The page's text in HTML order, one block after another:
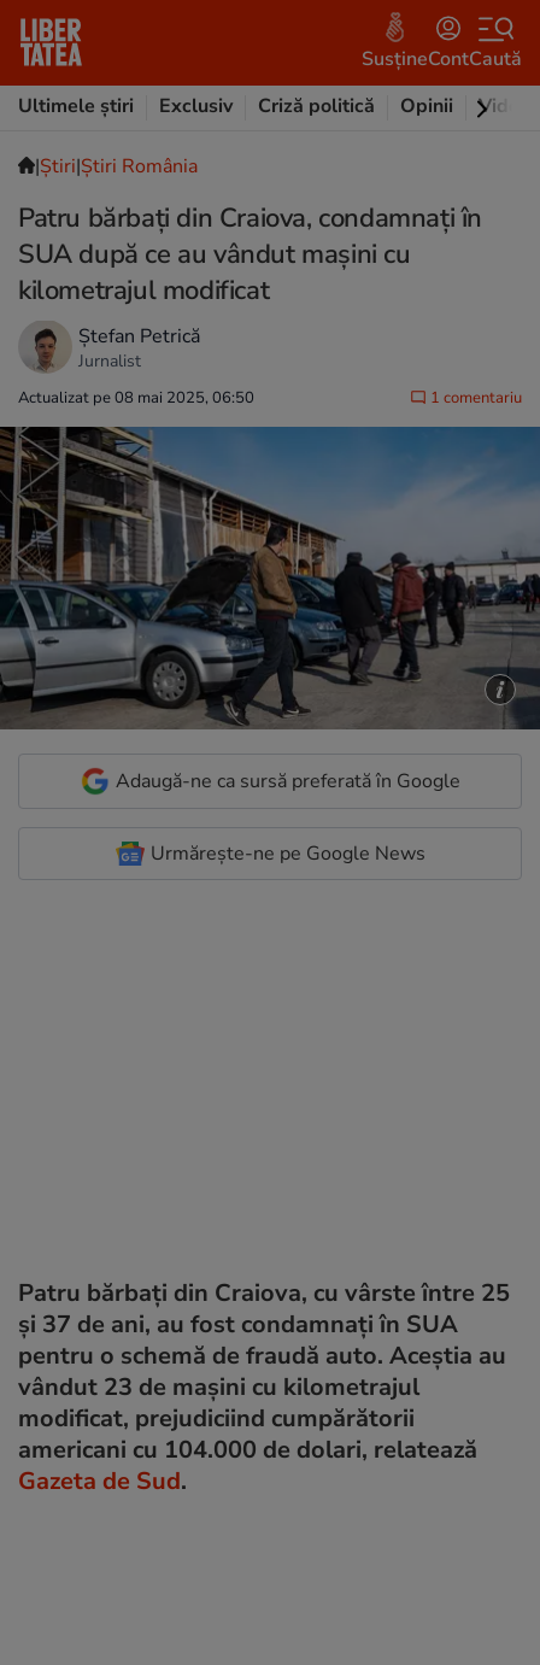
SusțineContCaută
Ultimele știri
Exclusiv Criză politică Opinii Video
|Ştiri|Știri România
Patru bărbaţi din Craiova, condamnaţi în
SUA după ce au vândut maşini cu
kilometrajul modificat
Ștefan Petrică
Jurnalist
Actualizat pe 08 mai 2025, 06:50 1 comentariu
Adaugă-ne ca sursă preferată în Google
Urmărește-ne pe Google News
Patru bărbați din Craiova, cu vârste între 25
și 37 de ani, au fost condamnați în SUA
pentru o schemă de fraudă auto. Aceștia au
vândut 23 de mașini cu kilometrajul
modificat, prejudiciind cumpărătorii
americani cu 104.000 de dolari, relatează
Gazeta de Sud.